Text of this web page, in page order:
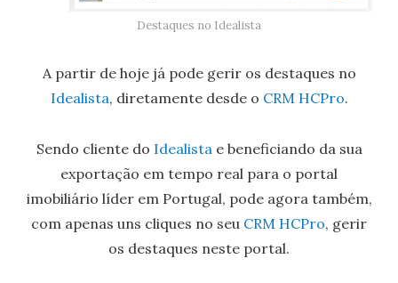
Destaques no Idealista
A partir de hoje já pode gerir os destaques no
Idealista, diretamente desde o CRM HCPro.
Sendo cliente do Idealista e beneficiando da sua
exportação em tempo real para o portal
imobiliário líder em Portugal, pode agora também,
com apenas uns cliques no seu CRM HCPro, gerir
os destaques neste portal.